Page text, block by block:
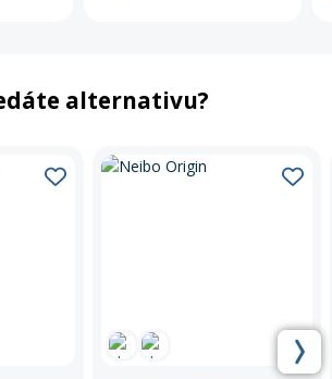
alternativu?